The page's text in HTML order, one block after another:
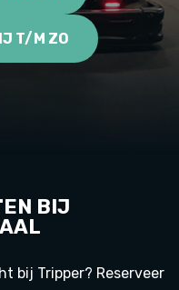
T/M ZO
BIJ
bij Tripper? Reserveer